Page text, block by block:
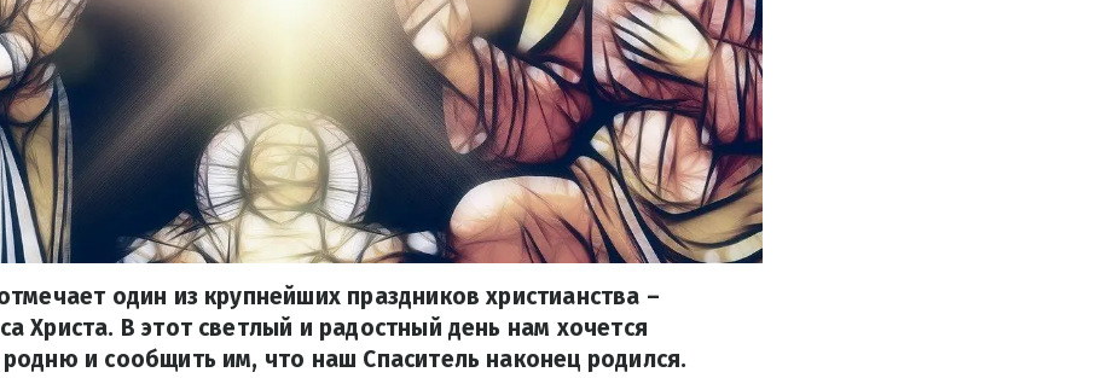
один из крупнейших праздников христианства –
Христа. В этот светлый и радостный день нам хочется
и сообщить им, что наш Спаситель наконец родился.